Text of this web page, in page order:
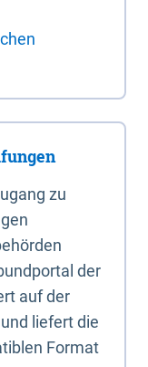
zu
der
auf der
und liefert die
Format